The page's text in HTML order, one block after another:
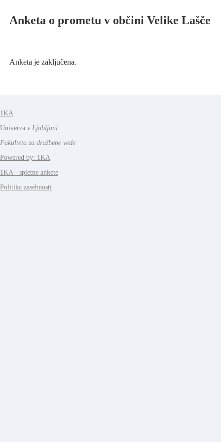
Anketa o prometu v občini Velike Lašče
Anketa je zaključena.
1KA
Univerza v Ljubljani
Fakulteta za družbene vede
Powered by: 1KA
1KA - spletne ankete
Politika zasebnosti